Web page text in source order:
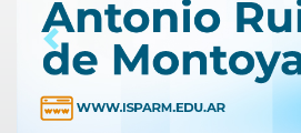
Previous